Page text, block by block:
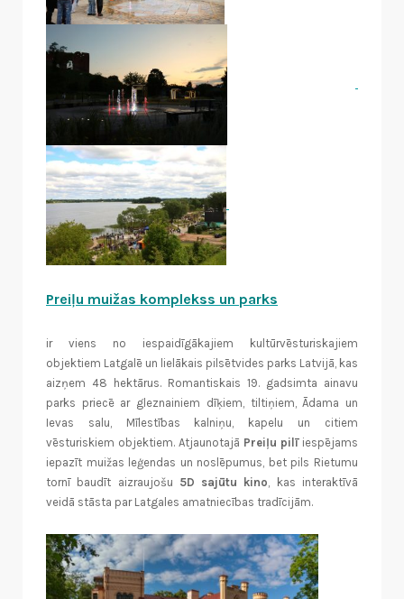
Preiļu muižas komplekss un parks
ir viens no iespaidīgākajiem kultūrvēsturiskajiem
objektiem Latgalē un lielākais pilsētvides parks Latvijā, kas
aizņem 48 hektārus. Romantiskais 19. gadsimta ainavu
parks priecē ar gleznainiem dīķiem, tiltiņiem, Ādama un
Ievas salu, Mīlestības kalniņu, kapelu un citiem
vēsturiskiem objektiem. Atjaunotajā Preiļu pilīiespējams
iepazīt muižas leģendas un noslēpumus, bet pils Rietumu
tornī baudīt aizraujošu 5D sajūtu kino, kas interaktīvā
veidā stāsta par Latgales amatniecības tradīcijām.